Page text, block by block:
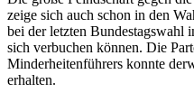
zeige sich auch schon in den
bei der letzten Bundestagswahl
sich verbuchen können. Die
Minderheitenführers konnte
erhalten.